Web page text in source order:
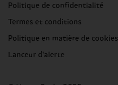
Politique de confidentialité
Termes et conditions
Politique en matière de cookies
Lanceur d'alerte